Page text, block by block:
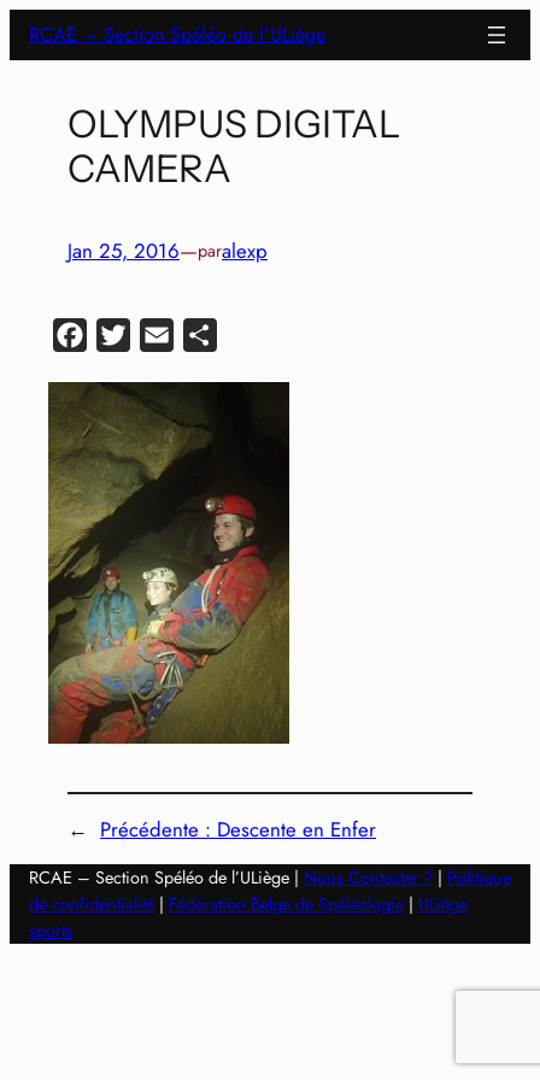
Aller
au
RCAE – Section Spéléo de l'ULiège
OLYMPUS DIGITAL
CAMERA
Jan 25, 2016—paralexp
Facebook
Twitter Email
← Précédente : Descente en Enfer
RCAE – Section Spéléo de l’ULiège | Nous Contacter ? | Politique
de confidentialité | Fédération Belge de Spéléologie | ULiège
sports